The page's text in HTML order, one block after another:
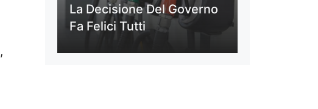
,
La Decisione Del Governo
Fa Felici Tutti